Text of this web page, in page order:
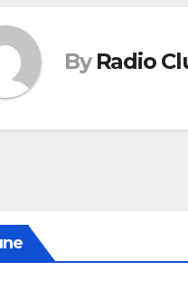
By Radio